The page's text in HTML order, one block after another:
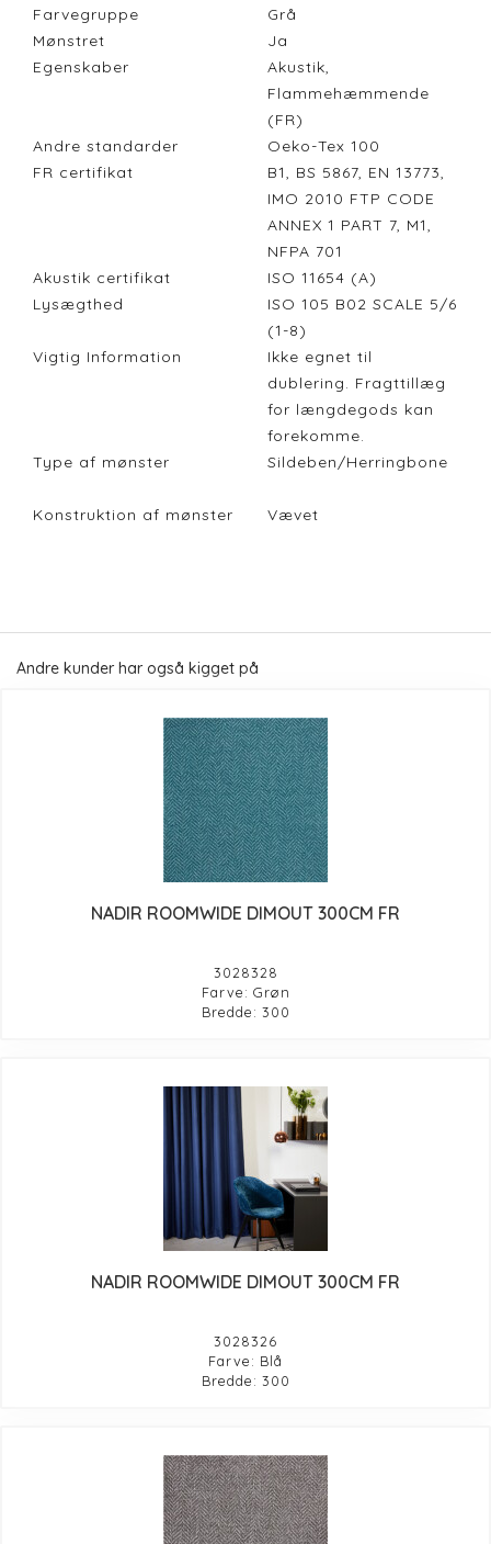
Farvegruppe
Grå
Mønstret
Ja
Egenskaber
Akustik,
Flammehæmmende
(FR)
Andre standarder
Oeko-Tex 100
FR certifikat
B1, BS 5867, EN 13773,
IMO 2010 FTP CODE
ANNEX 1 PART 7, M1,
NFPA 701
Akustik certifikat
ISO 11654 (A)
Lysægthed
ISO 105 B02 SCALE 5/6
(1-8)
Vigtig Information
Ikke egnet til
dublering. Fragttillæg
for længdegods kan
forekomme.
Type af mønster
Sildeben/Herringbone
Konstruktion af mønster Vævet
Andre kunder har også kigget på
NADIR ROOMWIDE DIMOUT 300CM FR
3028328
Farve: Grøn
Bredde: 300
NADIR ROOMWIDE DIMOUT 300CM FR
3028326
Farve: Blå
Bredde: 300